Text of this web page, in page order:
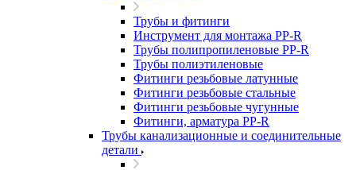
Трубы и фитинги
Инструмент для монтажа PP-R
Трубы полипропиленовые PP-R
Трубы полиэтиленовые
Фитинги резьбовые латунные
Фитинги резьбовые стальные
Фитинги резьбовые чугунные
Фитинги, арматура PP-R
Трубы канализационные и соединительные
детали